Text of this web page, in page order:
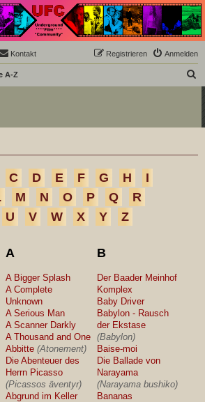
ist ein deutschsprachiges Filmforum und ein Paradies
des Mainstreams.
Kontakt Anmelden
Registrieren
A-Z
C D E F G H
I
M N O P Q
R
U V W X Y Z
A
A Bigger Splash
A Complete
Unknown
A Serious Man
A Scanner Darkly
A Thousand and One
Abbitte (Atonement)
Die Abenteuer des
Herrn Picasso
(Picassos äventyr)
Abgrund im Keller
B
Der Baader Meinhof
Komplex
Baby Driver
Babylon - Rausch
der Ekstase
(Babylon)
Baise-moi
Die Ballade von
Narayama
(Narayama bushiko)
Bananas